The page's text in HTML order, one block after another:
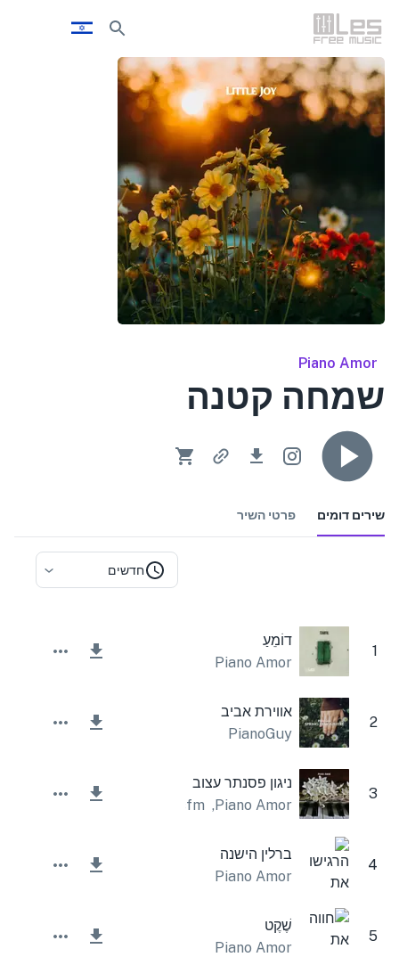
Piano Amor
שמחה קטנה
שירים דומים פרטי השיר
חדשים
1
דוֹמֵעַ
Piano Amor
2
אווירת אביב
PianoGuy
3
ניגון פסנתר עצוב
Piano Amor
,
Lesfm
4
ברלין הישנה
Piano Amor
5
שֶׁקֶט
Piano Amor